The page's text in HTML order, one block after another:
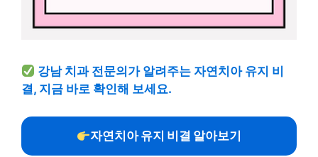
강남 치과 전문의가 알려주는 자연치아 유지 비
결, 지금 바로 확인해 보세요.
자연치아 유지 비결 알아보기